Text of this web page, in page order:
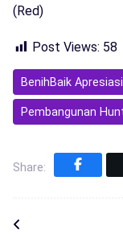
(Red)
Post Views: 58
BenihBaik
Pembangunan
Share: